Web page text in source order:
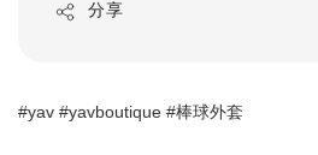
分享
#yav #yavboutique #棒球外套